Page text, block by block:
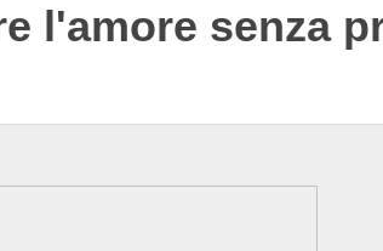
l'amore senza